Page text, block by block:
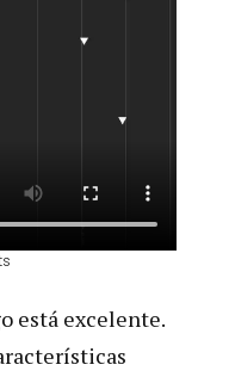
está excelente.